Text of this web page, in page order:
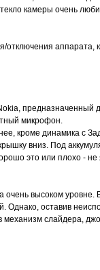
камеры очень
отключения
предназначенный
микрофон.
кроме динамика с
вниз. Под
это или плохо -
высоком уровне.
оставив
слайдера,